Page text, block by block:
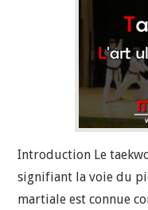
Introduction Le
signifiant la voie du
martiale est connue